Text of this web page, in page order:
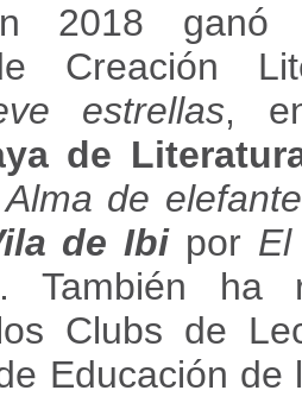
2018 ganó
Creación
estrellas,
de
Alma de elefante
de Ibipor
. También ha
Clubs de
Educación de